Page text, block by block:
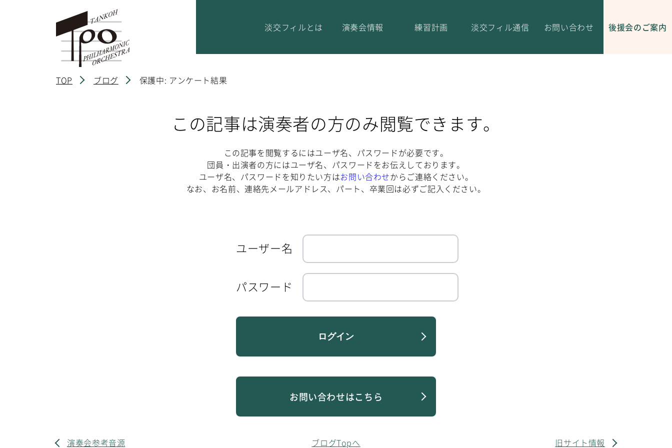
淡交フィルとは 演奏会情報 練習計画 淡交フィル通信 お問い合わせ 後援会のご案内
TOP ブログ 保護中: アンケート結果
この記事は演奏者の方のみ閲覧できます。
この記事を閲覧するにはユーザ名、パスワードが必要です。
団員・出演者の方にはユーザ名、パスワードをお伝えしております。
ユーザ名、パスワードを知りたい方はお問い合わせからご連絡ください。
なお、お名前、連絡先メールアドレス、パート、卒業回は必ずご記入ください。
ユーザー名
パスワード
ログイン
お問い合わせはこちら
演奏会参考音源 ブログTopへ 旧サイト情報